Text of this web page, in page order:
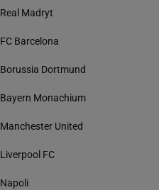
Real Madryt
FC Barcelona
Borussia Dortmund
Bayern Monachium
Manchester United
Liverpool FC
Napoli